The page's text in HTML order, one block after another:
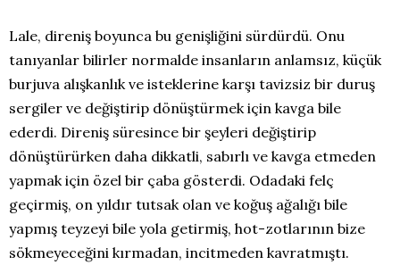
Lale, direniş boyunca bu genişliğini sürdürdü. Onu
tanıyanlar bilirler normalde insanların anlamsız, küçük
burjuva alışkanlık ve isteklerine karşı tavizsiz bir duruş
sergiler ve değiştirip dönüştürmek için kavga bile
ederdi. Direniş süresince bir şeyleri değiştirip
dönüştürürken daha dikkatli, sabırlı ve kavga etmeden
yapmak için özel bir çaba gösterdi. Odadaki felç
geçirmiş, on yıldır tutsak olan ve koğuş ağalığı bile
yapmış teyzeyi bile yola getirmiş, hot-zotlarının bize
sökmeyeceğini kırmadan, incitmeden kavratmıştı.